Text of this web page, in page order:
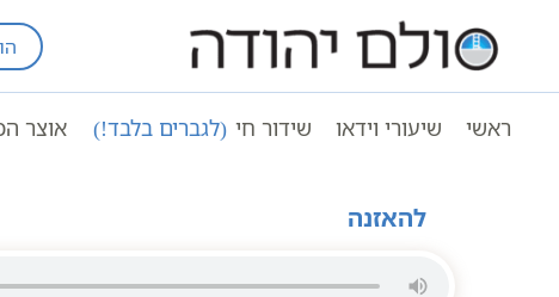
ראשי שיעורי וידאו שידור חי (לגברים בלבד!) אוצר
עמוד ראשי
הכתר אינו ספירה – שיעור עם הרב יוחאי
הכתר אינו ספירה – שיעור עם הרב יוחאי ימיני בתלמוד
להאזנה